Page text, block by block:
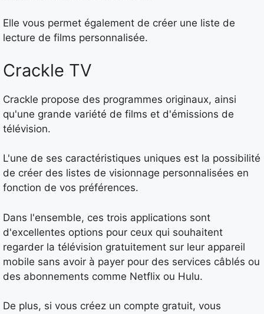
Elle vous permet également de créer une liste de
lecture de films personnalisée.
Crackle TV
Crackle propose des programmes originaux, ainsi
qu'une grande variété de films et d'émissions de
télévision.
L'une de ses caractéristiques uniques est la possibilité
de créer des listes de visionnage personnalisées en
fonction de vos préférences.
Dans l'ensemble, ces trois applications sont
d'excellentes options pour ceux qui souhaitent
regarder la télévision gratuitement sur leur appareil
mobile sans avoir à payer pour des services câblés ou
des abonnements comme Netflix ou Hulu.
De plus, si vous créez un compte gratuit, vous